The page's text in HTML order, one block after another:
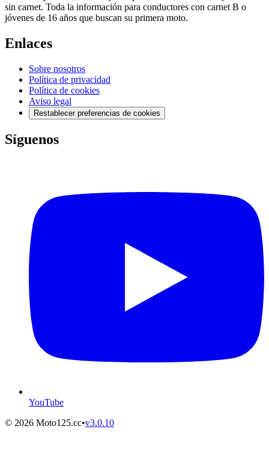
sin carnet. Toda la información para conductores con carnet B o
jóvenes de 16 años que buscan su primera moto.
Enlaces
Sobre nosotros
Política de privacidad
Política de cookies
Aviso legal
Restablecer preferencias de cookies
Síguenos
YouTube
© 2026 Moto125.cc•v3.0.10